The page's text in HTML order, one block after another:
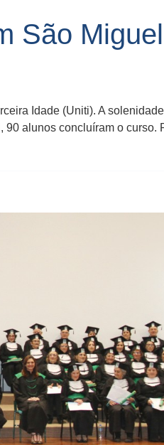
São
Idade (Uniti). A
alunos concluíram o curso.